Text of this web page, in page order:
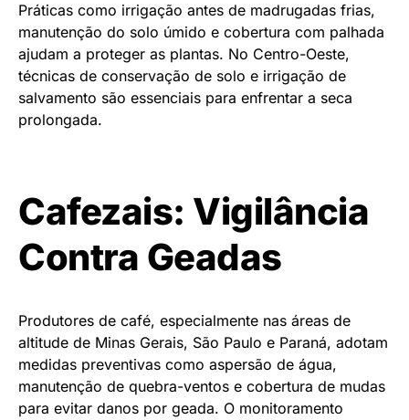
Práticas como irrigação antes de madrugadas frias,
manutenção do solo úmido e cobertura com palhada
ajudam a proteger as plantas. No Centro-Oeste,
técnicas de conservação de solo e irrigação de
salvamento são essenciais para enfrentar a seca
prolongada.
Cafezais: Vigilância
Contra Geadas
Produtores de café, especialmente nas áreas de
altitude de Minas Gerais, São Paulo e Paraná, adotam
medidas preventivas como aspersão de água,
manutenção de quebra-ventos e cobertura de mudas
para evitar danos por geada. O monitoramento